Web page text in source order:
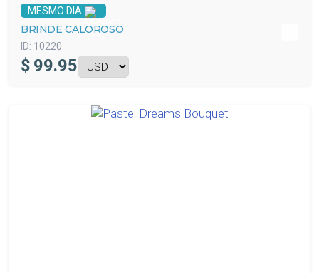
MESMO DIA
BRINDE CALOROSO
ID: 10220
$ 99.95